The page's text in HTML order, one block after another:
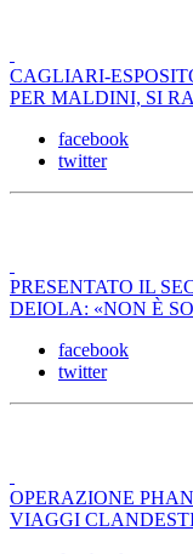
CAGLIARI-
PER MALDINI, SI
facebook
twitter
PRESENTATO IL
DEIOLA: «NON È
facebook
twitter
OPERAZIONE
VIAGGI